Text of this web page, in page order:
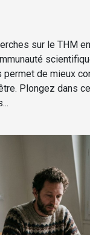
sur le THM
de mieux
Plongez dans